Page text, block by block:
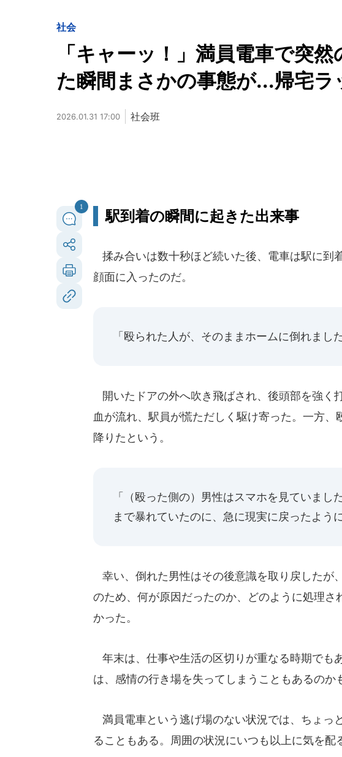
社会
「キャーッ！」満員電車で突
た瞬間まさかの事態が...帰宅ラ
2026.01.31 17:00 社会班
1
駅到着の瞬間に起きた出来事
揉み合いは数十秒ほど続いた後、電車は駅に到
顔面に入ったのだ。
「殴られた人が、そのままホームに倒れました
開いたドアの外へ吹き飛ばされ、後頭部を強く
血が流れ、駅員が慌ただしく駆け寄った。一方
降りたという。
「（殴った側の）男性はスマホを見ていま
まで暴れていたのに、急に現実に戻ったよう
幸い、倒れた男性はその後意識を取り戻したが
のため、何が原因だったのか、どのように処理さ
かった。
年末は、仕事や生活の区切りが重なる時期でも
は、感情の行き場を失ってしまうこともあるのか
満員電車という逃げ場のない状況では、ちょっ
ることもある。周囲の状況にいつも以上に気を配